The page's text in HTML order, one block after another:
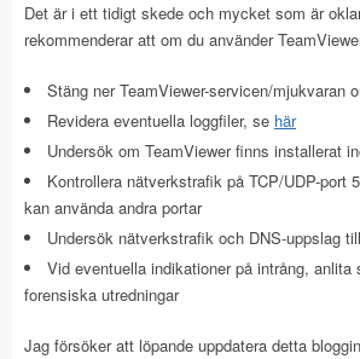
Det är i ett tidigt skede och mycket som är
rekommenderar att om du använder
Stäng ner TeamViewer-servicen/mjukvaran
Revidera eventuella loggfiler, se här
Undersök om TeamViewer finns installerat
Kontrollera nätverkstrafik på TCP/UDP-port
kan använda andra portar
Undersök nätverkstrafik och DNS-uppslag
Vid eventuella indikationer på intrång, anlita
forensiska utredningar
Jag försöker att löpande uppdatera detta